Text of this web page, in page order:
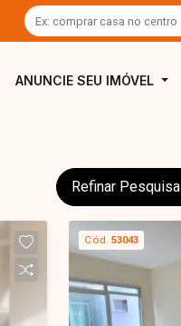
ANUNCIE SEU IMÓVEL
Refinar Pesquisa
Cód. 53043